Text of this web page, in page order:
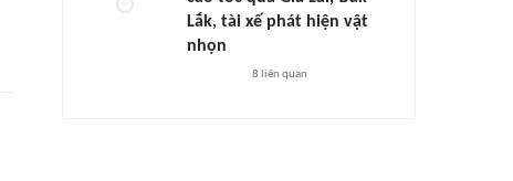
Lắk, tài xế phát hiện vật
nhọn
8 liên quan